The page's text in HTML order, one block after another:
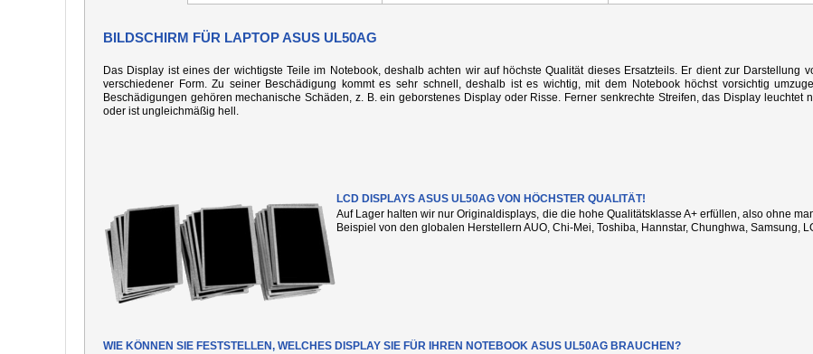
BILDSCHIRM FÜR LAPTOP ASUS UL50AG
Das Display ist eines der wichtigste Teile im Notebook, deshalb achten wir auf höchste Qualität dieses Ersatzteils. Er dient zur Darstellung
verschiedener Form. Zu seiner Beschädigung kommt es sehr schnell, deshalb ist es wichtig, mit dem Notebook höchst vorsichtig
Beschädigungen gehören mechanische Schäden, z. B. ein geborstenes Display oder Risse. Ferner senkrechte Streifen, das Display leuchtet
oder ist ungleichmäßig hell.
LCD DISPLAYS ASUS UL50AG VON HÖCHSTER QUALITÄT!
Auf Lager halten wir nur Originaldisplays, die die hohe Qualitätsklasse A+ erfüllen, also ohne
Beispiel von den globalen Herstellern AUO, Chi-Mei, Toshiba, Hannstar, Chunghwa, Samsung,
WIE KÖNNEN SIE FESTSTELLEN, WELCHES DISPLAY SIE FÜR IHREN NOTEBOOK ASUS UL50AG BRAUCHEN?